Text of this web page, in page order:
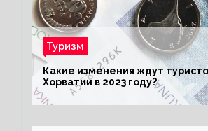
Туризм
Какие изменения ждут
Хорватии в 2023 году?